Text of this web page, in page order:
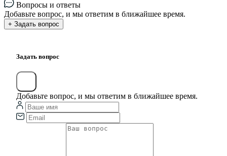
Вопросы и ответы
Добавьте вопрос, и мы ответим в ближайшее время.
+ Задать вопрос
Задать вопрос
Добавьте вопрос, и мы ответим в ближайшее время.